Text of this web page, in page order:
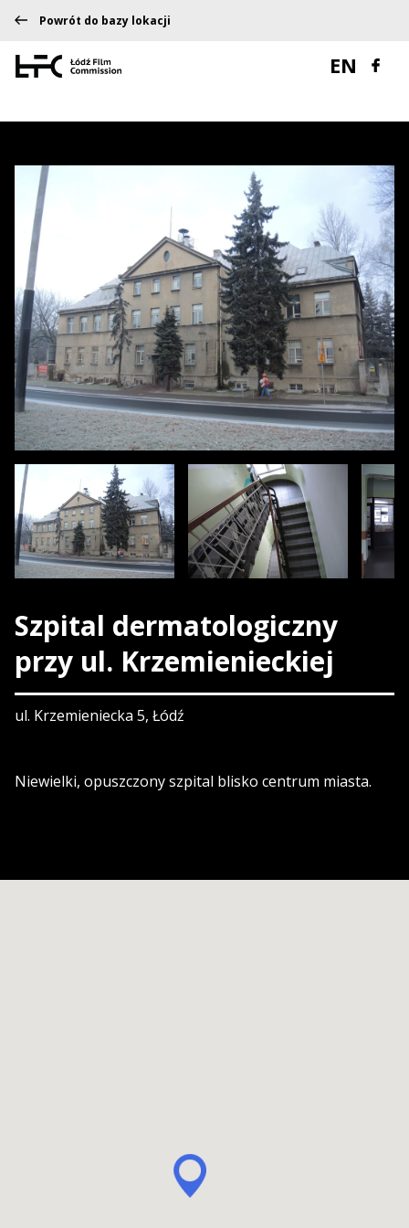
Powrót do bazy lokacji
EN
Szpital dermatologiczny
przy ul. Krzemienieckiej
ul. Krzemieniecka 5, Łódź
Niewielki, opuszczony szpital blisko centrum miasta.